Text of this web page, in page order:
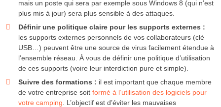
mais un poste qui sera par exemple sous Windows 8 (qui n’est
plus mis à jour) sera plus sensible à des attaques.
Définir une politique claire pour les supports externes :
les supports externes personnels de vos collaborateurs (clé
USB…) peuvent être une source de virus facilement étendue à
l’ensemble réseau. À vous de définir une politique d’utilisation
de ces supports (voire leur interdiction pure et simple).
Suivre des formations : il est important que chaque membre
de votre entreprise soit formé à l’utilisation des logiciels pour
votre camping . L’objectif est d’éviter les mauvaises